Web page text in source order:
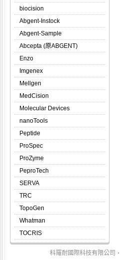
biocision
Abgent-Instock
Abgent-Sample
Abcepta (原ABGENT)
Enzo
Imgenex
Mellgen
MedCision
Molecular Devices
nanoTools
Peptide
ProSpec
ProZyme
PeproTech
SERVA
TRC
TopoGen
Whatman
TOCRIS
科羅耐國際科技有限公司